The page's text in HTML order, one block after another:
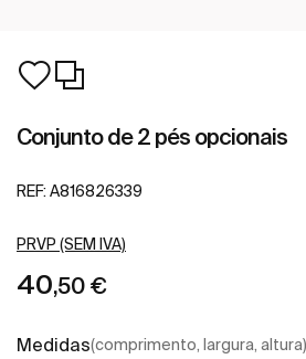
Conjunto de 2 pés opcionais
REF: A816826339
PRVP (SEM IVA)
40,50 €
Medidas(comprimento, largura, altura)